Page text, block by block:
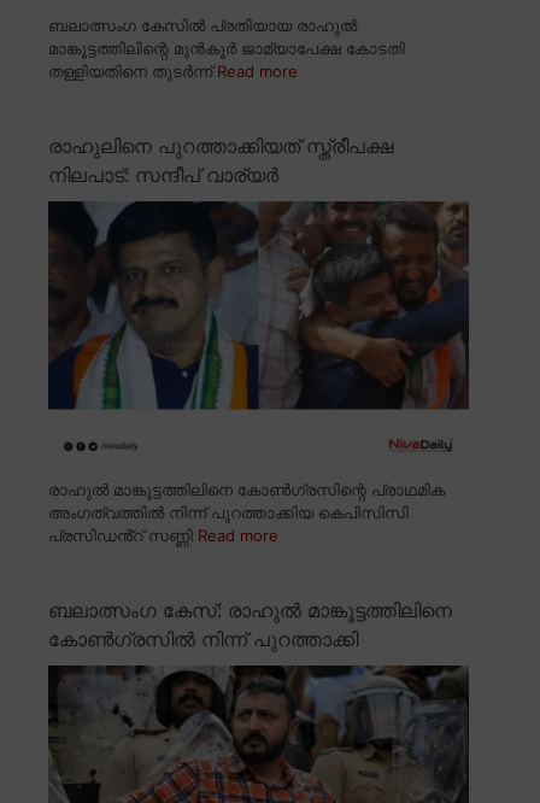
ബലാത്സംഗ കേസിൽ പ്രതിയായ രാഹുൽ
മാങ്കൂട്ടത്തിലിന്റെ മുൻകൂർ ജാമ്യാപേക്ഷ കോടതി
തള്ളിയതിനെ തുടർന്ന്Read more
രാഹുലിനെ പുറത്താക്കിയത് സ്ത്രീപക്ഷ
നിലപാട്: സന്ദീപ് വാര്യർ
രാഹുൽ മാങ്കൂട്ടത്തിലിനെ കോൺഗ്രസിന്റെ പ്രാഥമിക
അംഗത്വത്തിൽ നിന്ന് പുറത്താക്കിയ കെപിസിസി
പ്രസിഡൻ്റ് സണ്ണി Read more
ബലാത്സംഗ കേസ്: രാഹുൽ മാങ്കൂട്ടത്തിലിനെ
കോൺഗ്രസിൽ നിന്ന് പുറത്താക്കി